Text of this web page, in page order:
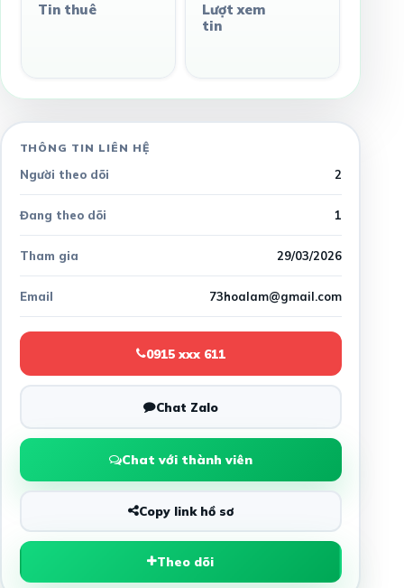
Tin thuê
Lượt xem
tin
THÔNG TIN LIÊN HỆ
Người theo dõi 2
Đang theo dõi 1
Tham gia 29/03/2026
Email 73hoalam@gmail.com
0915 xxx 611
Chat Zalo
Chat với thành viên
Copy link hồ sơ
Theo dõi